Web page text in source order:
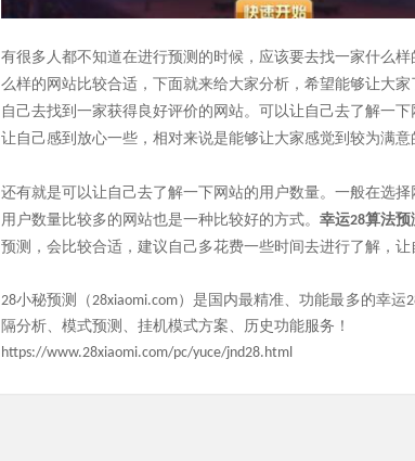
有很多人都不知道在进行预测的时候，应该要去找一家什么
么样的网站比较合适，下面就来给大家分析，希望能够让大
自己去找到一家获得良好评价的网站。可以让自己去了解一
让自己感到放心一些，相对来说是能够让大家感觉到较为满意
还有就是可以让自己去了解一下网站的用户数量。一般在选
用户数量比较多的网站也是一种比较好的方式。 幸运28算法预
预测，会比较合适，建议自己多花费一些时间去进行了解，
28小秘预测（28xiaomi.com）是国内最精准、功能最多的幸
隔分析、模式预测、挂机模式方案、历史功能服务！
https://www.28xiaomi.com/pc/yuce/jnd28.html